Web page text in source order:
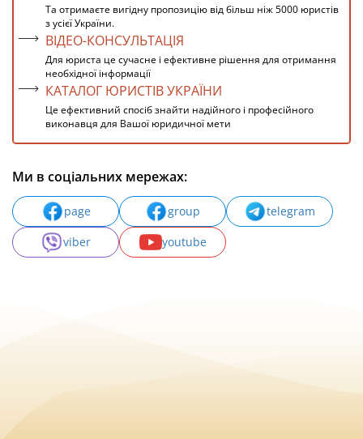
Та отримаєте вигідну пропозицію від більш ніж 5000 юристів
з усієї України.
ВІДЕО-КОНСУЛЬТАЦІЯ
Для юриста це сучасне і ефективне рішення для отримання
необхідної інформації
КАТАЛОГ ЮРИСТІВ УКРАЇНИ
Це ефективний спосіб знайти надійного і професійного
виконавця для Вашої юридичної мети
Ми в соціальних мережах:
page group
telegram
viber
youtube